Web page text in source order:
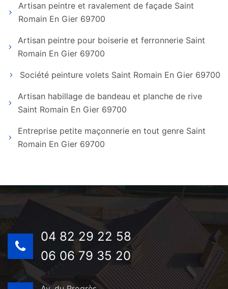
Artisan peintre et ravalement de façade Saint
Romain En Gier 69700
Artisan peintre pour boiserie et ferronnerie Saint
Romain En Gier 69700
Société peinture volets Saint Romain En Gier 69700
Artisan habillage de bandeau et planche de rive
Saint Romain En Gier 69700
Entreprise petite maçonnerie en tout genre Saint
Romain En Gier 69700
04 82 29 22 58
06 06 79 35 20